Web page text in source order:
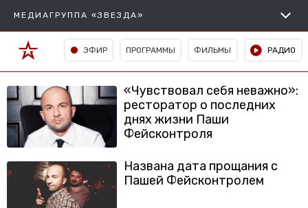
МЕДИАГРУППА «ЗВЕЗДА»
ЭФИР ПРОГРАММЫ ФИЛЬМЫ РАДИО
«Чувствовал себя неважно»:
ресторатор о последних
днях жизни Паши
Фейсконтроля
Названа дата прощания с
Пашей Фейсконтролем